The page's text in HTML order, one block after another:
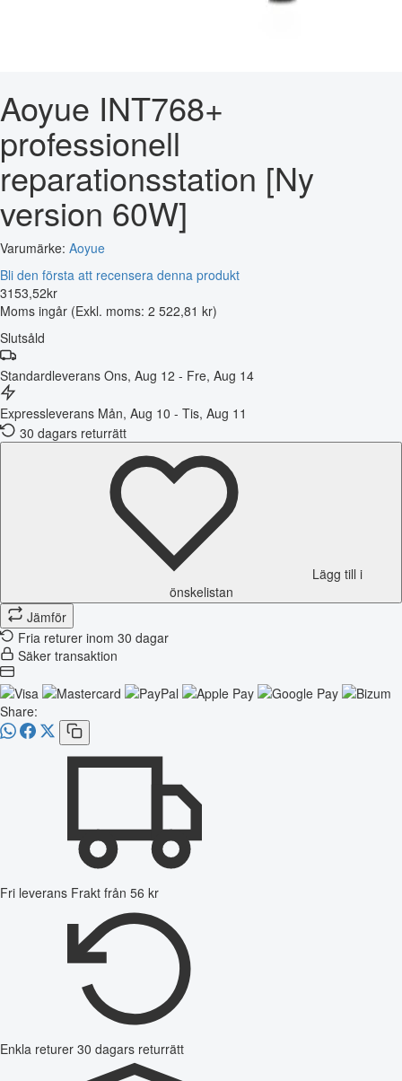
Aoyue INT768+
professionell
reparationsstation [Ny
version 60W]
Varumärke: Aoyue
Bli den första att recensera denna produkt
3153,52kr
Moms ingår (Exkl. moms: 2 522,81 kr)
Slutsåld
Standardleverans Ons, Aug 12 - Fre, Aug 14
Expressleverans Mån, Aug 10 - Tis, Aug 11
30 dagars returrätt
Lägg till i
önskelistan
Jämför
Fria returer inom 30 dagar
Säker transaktion
Share:
Fri leverans Frakt från 56 kr
Enkla returer 30 dagars returrätt